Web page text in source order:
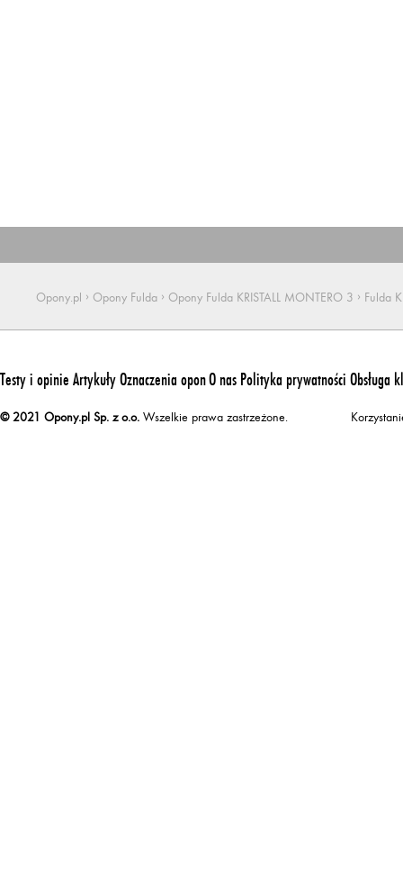
Opony.pl › Opony Fulda › Opony Fulda KRISTALL MONTERO 3 › Fulda
Testy i opinie ArtykułyOznaczenia oponO nas Polityka prywatności Obsługa
© 2021 Opony.pl Sp. z o.o. Wszelkie prawa zastrzeżone.